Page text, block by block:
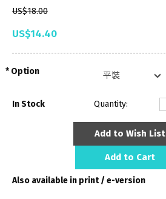
US$18.00
US$14.40
Option
In Stock Quantity:
Add to Wish List
Add to Cart
Also available in print / e-version